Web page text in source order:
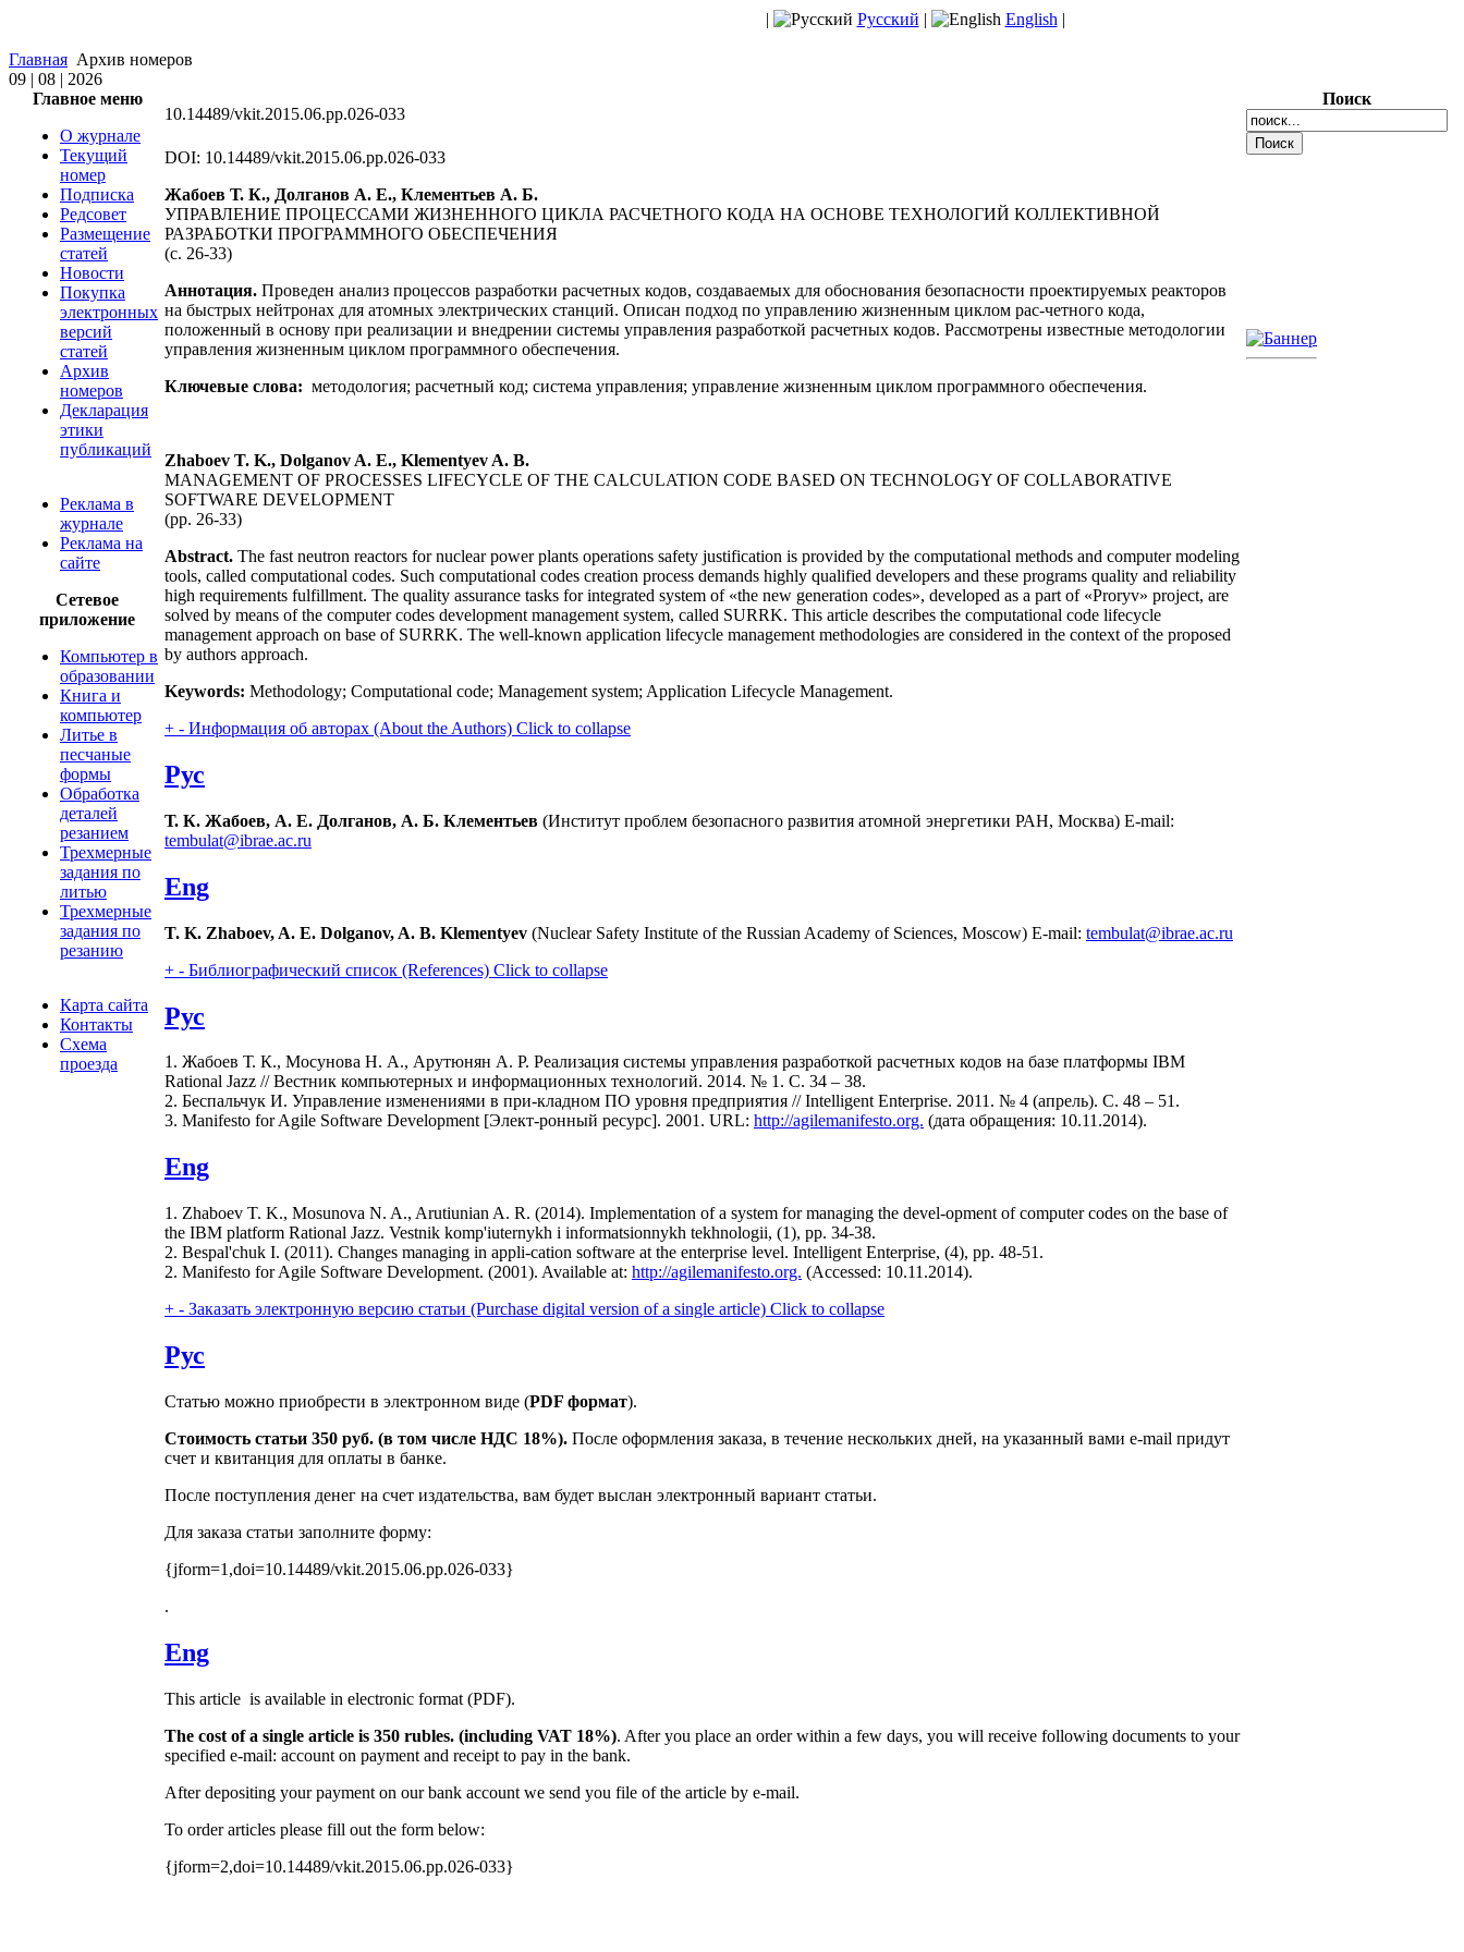
| Русский | English |
Главная Архив номеров
09 | 08 | 2026
Главное меню
О журнале
Текущий
номер
Подписка
Редсовет
Размещение
статей
Новости
Покупка
электронных
версий
статей
Архив
номеров
Декларация
этики
публикаций
Реклама в
журнале
Реклама на
сайте
Сетевое
приложение
Компьютер в
образовании
Книга и
компьютер
Литье в
песчаные
формы
Обработка
деталей
резанием
Трехмерные
задания по
литью
Трехмерные
задания по
резанию
Карта сайта
Контакты
Схема
проезда
10.14489/vkit.2015.06.pp.026-033
DOI: 10.14489/vkit.2015.06.pp.026-033
Жабоев Т. К., Долганов А. Е., Клементьев А. Б.
УПРАВЛЕНИЕ ПРОЦЕССАМИ ЖИЗНЕННОГО ЦИКЛА РАСЧЕТНОГО КОДА НА ОСНОВЕ ТЕХНОЛОГИЙ КОЛЛЕКТИВНОЙ
РАЗРАБОТКИ ПРОГРАММНОГО ОБЕСПЕЧЕНИЯ
(с. 26-33)
Аннотация. Проведен анализ процессов разработки расчетных кодов, создаваемых для обоснования безопасности проектируемых реакторов
на быстрых нейтронах для атомных электрических станций. Описан подход по управлению жизненным циклом рас-четного кода,
положенный в основу при реализации и внедрении системы управления разработкой расчетных кодов. Рассмотрены известные методологии
управления жизненным циклом программного обеспечения.
Ключевые слова: методология; расчетный код; система управления; управление жизненным циклом программного обеспечения.
Zhaboev T. K., Dolganov A. E., Klementyev A. B.
MANAGEMENT OF PROCESSES LIFECYCLE OF THE CALCULATION CODE BASED ON TECHNOLOGY OF COLLABORATIVE
SOFTWARE DEVELOPMENT
(pp. 26-33)
Abstract. The fast neutron reactors for nuclear power plants operations safety justification is provided by the computational methods and computer modeling
tools, called computational codes. Such computational codes creation process demands highly qualified developers and these programs quality and reliability
high requirements fulfillment. The quality assurance tasks for integrated system of «the new generation codes», developed as a part of «Proryv» project, are
solved by means of the computer codes development management system, called SURRK. This article describes the computational code lifecycle
management approach on base of SURRK. The well-known application lifecycle management methodologies are considered in the context of the proposed
by authors approach.
Keywords: Methodology; Computational code; Management system; Application Lifecycle Management.
+ - Информация об авторах (About the Authors) Click to collapse
Рус
Т. К. Жабоев, А. Е. Долганов, А. Б. Клементьев (Институт проблем безопасного развития атомной энергетики РАН, Москва) E-mail:
tembulat@ibrae.ac.ru
Eng
T. K. Zhaboev, A. E. Dolganov, A. B. Klementyev (Nuclear Safety Institute of the Russian Academy of Sciences, Moscow) E-mail: tembulat@ibrae.ac.ru
+ - Библиографический список (References) Click to collapse
Рус
1. Жабоев Т. К., Мосунова Н. А., Арутюнян А. Р. Реализация системы управления разработкой расчетных кодов на базе платформы IBM
Rational Jazz // Вестник компьютерных и информационных технологий. 2014. № 1. С. 34 – 38.
2. Беспальчук И. Управление изменениями в при-кладном ПО уровня предприятия // Intelligent Enterprise. 2011. № 4 (апрель). С. 48 – 51.
3. Manifesto for Agile Software Development [Элект-ронный ресурс]. 2001. URL: http://agilemanifesto.org. (дата обращения: 10.11.2014).
Eng
1. Zhaboev T. K., Mosunova N. A., Arutiunian A. R. (2014). Implementation of a system for managing the devel-opment of computer codes on the base of
the IBM platform Rational Jazz. Vestnik komp'iuternykh i informatsionnykh tekhnologii, (1), pp. 34-38.
2. Bespal'chuk I. (2011). Changes managing in appli-cation software at the enterprise level. Intelligent Enterprise, (4), pp. 48-51.
2. Manifesto for Agile Software Development. (2001). Available at: http://agilemanifesto.org. (Accessed: 10.11.2014).
+ - Заказать электронную версию статьи (Purchase digital version of a single article) Click to collapse
Рус
Статью можно приобрести в электронном виде (PDF формат).
Стоимость статьи 350 руб. (в том числе НДС 18%). После оформления заказа, в течение нескольких дней, на указанный вами e-mail придут
счет и квитанция для оплаты в банке.
После поступления денег на счет издательства, вам будет выслан электронный вариант статьи.
Для заказа статьи заполните форму:
{jform=1,doi=10.14489/vkit.2015.06.pp.026-033}
.
Eng
This article is available in electronic format (PDF).
The cost of a single article is 350 rubles. (including VAT 18%). After you place an order within a few days, you will receive following documents to your
specified e-mail: account on payment and receipt to pay in the bank.
After depositing your payment on our bank account we send you file of the article by e-mail.
To order articles please fill out the form below:
{jform=2,doi=10.14489/vkit.2015.06.pp.026-033}
Поиск